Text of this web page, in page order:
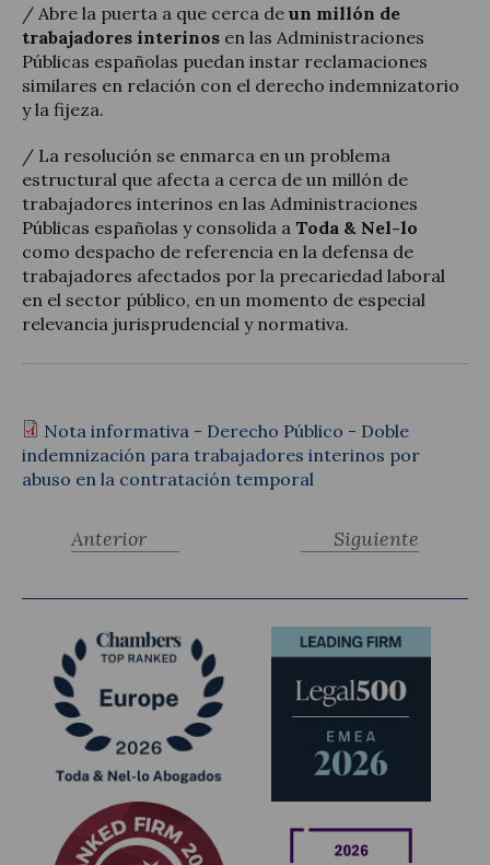
/ Abre la puerta a que cerca de un millón de
trabajadores interinos en las Administraciones
Públicas españolas puedan instar reclamaciones
similares en relación con el derecho indemnizatorio
y la fijeza.
/ La resolución se enmarca en un problema
estructural que afecta a cerca de un millón de
trabajadores interinos en las Administraciones
Públicas españolas y consolida a Toda & Nel-lo
como despacho de referencia en la defensa de
trabajadores afectados por la precariedad laboral
en el sector público, en un momento de especial
relevancia jurisprudencial y normativa.
Nota informativa - Derecho Público - Doble
indemnización para trabajadores interinos por
abuso en la contratación temporal
Siguiente
Anterior